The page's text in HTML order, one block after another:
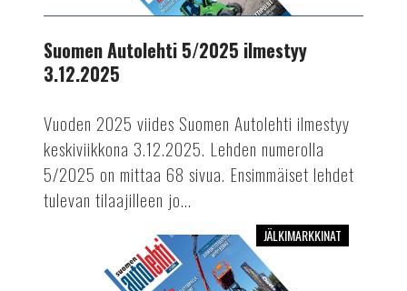
ilmestyy
Suomen Autolehti 5/2025 ilmestyy
3.12.2025
Vuoden 2025 viides Suomen Autolehti ilmestyy
keskiviikkona 3.12.2025. Lehden numerolla
5/2025 on mittaa 68 sivua. Ensimmäiset lehdet
tulevan tilaajilleen jo...
JÄLKIMARKKINAT